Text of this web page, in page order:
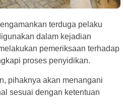
terduga pelaku
dalam kejadian
pemeriksaan terhadap
proses penyidikan.
pihaknya akan menangani
sesuai dengan ketentuan